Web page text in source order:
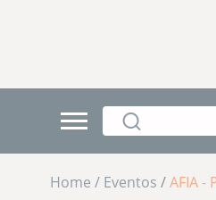
Home / Eventos /AFIA -